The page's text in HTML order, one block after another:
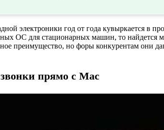
электроники год от года кувыркается в
ОС для стационарных машин, то найдется
преимущество, но форы конкурентам они
прямо с Mac